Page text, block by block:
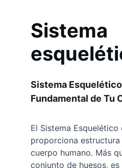
Sistema
Sistema
Fundamental de Tu
El Sistema
proporciona
cuerpo humano. Más
conjunto de huesos,